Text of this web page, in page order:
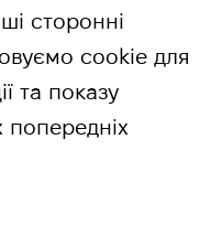
сторонні
cookie для
та показу